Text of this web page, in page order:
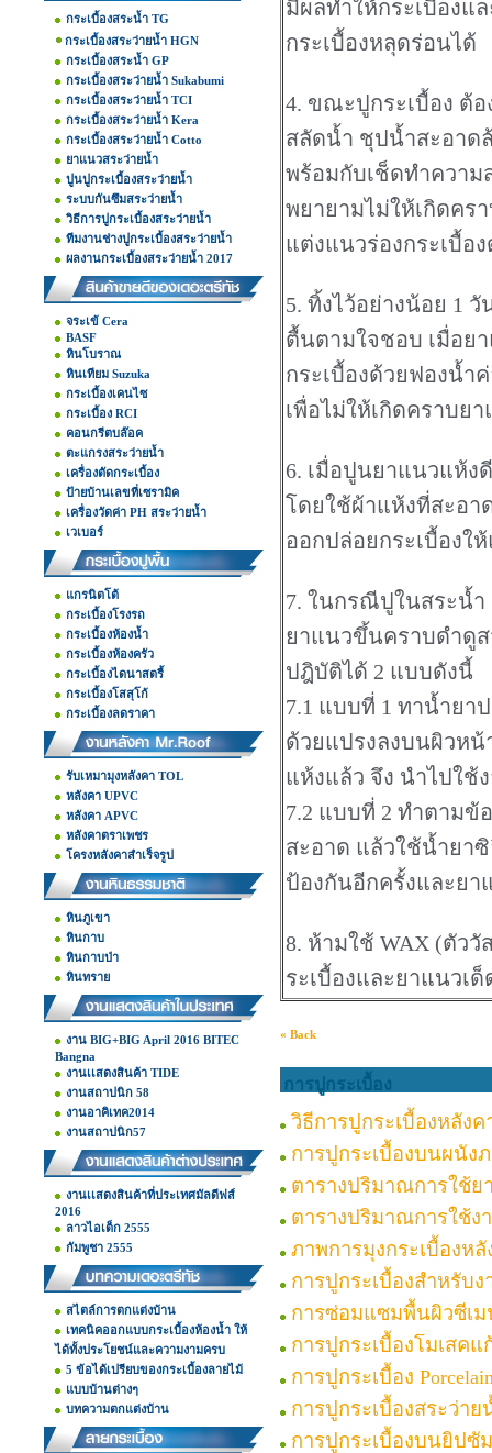
กระเบื้องสระน้ำ TG
กระเบื้องสระว่ายน้ำ HGN
กระเบื้องสระน้ำ GP
กระเบื้องสระว่ายน้ำ Sukabumi
กระเบื้องสระว่ายน้ำ TCI
กระเบื้องสระว่ายน้ำ Kera
กระเบื้องสระว่ายน้ำ Cotto
ยาแนวสระว่ายน้ำ
ปูนปูกระเบื้องสระว่ายน้ำ
ระบบกันซึมสระว่ายน้ำ
วิธีการปูกระเบื้องสระว่ายน้ำ
ทีมงานช่างปูกระเบื้องสระว่ายน้ำ
ผลงานกระเบื้องสระว่ายน้ำ 2017
จระเข้ Cera
BASF
หินโบราณ
หินเทียม Suzuka
กระเบื้องเคนไซ
กระเบื้อง RCI
คอนกรีตบล๊อค
ตะแกรงสระว่ายน้ำ
เครื่องตัดกระเบื้อง
ป้ายบ้านเลขที่เซรามิค
เครื่องวัดค่า PH สระว่ายน้ำ
เวเบอร์
แกรนิตโต้
กระเบื้องโรงรถ
กระเบื้องห้องน้ำ
กระเบื้องห้องครัว
กระเบื้องไดนาสตรี้
กระเบื้องโสสุโก้
กระเบื้องลดราคา
รับเหมามุงหลังคา TOL
หลังคา UPVC
หลังคา APVC
หลังคาตราเพชร
โครงหลังคาสำเร็จรูป
หินภูเขา
หินกาบ
หินกาบป่า
หินทราย
งาน BIG+BIG April 2016 BITEC
Bangna
งานเเสดงสินค้า TIDE
งานสถาปนิก 58
งานอาคิเทค2014
งานสถาปนิก57
งานเเสดงสินค้าที่ประเทศมัลดีฟส์
2016
ลาวไอเต็ก 2555
กัมพูชา 2555
สไตล์การตกแต่งบ้าน
เทคนิคออกแบบกระเบื้องห้องน้ำ ให้
ได้ทั้งประโยชน์และความงามครบ
5 ข้อได้เปรียบของกระเบื้องลายไม้
แบบบ้านต่างๆ
บทความตกแต่งบ้าน
มีผลทำให้กระเบื้องแ
กระเบื้องหลุดร่อนได้
4. ขณะปูกระเบื้อง ต้
สลัดน้ำ ชุปน้ำสะอาด
พร้อมกับเช็ดทำความ
พยายามไม่ให้เกิดคร
แต่งแนวร่องกระเบื้อ
5. ทิ้งไว้อย่างน้อย 1
ตื้นตามใจชอบ เมื่อย
กระเบื้องด้วยฟองน้ำ
เพื่อไม่ให้เกิดคราบย
6. เมื่อปูนยาแนวแห้ง
โดยใช้ผ้าแห้งที่สะอา
ออกปล่อยกระเบื้องใ
7. ในกรณีปูในสระน้ำ
ยาแนวขึ้นคราบดำดู
ปฎิบัติได้ 2 แบบดังนี้
7.1 แบบที่ 1 ทาน้ำยา
ด้วยแปรงลงบนผิวหน้
แห้งแล้ว จึง นำไปใช้
7.2 แบบที่ 2 ทำตามข้
สะอาด แล้วใช้น้ำยา
ป้องกันอีกครั้งและยา
8. ห้ามใช้ WAX (ตัว
ระเบื้องและยาแนวเ
« Back
การปูกระเบื้อง
วิธีการปูกระเบื้องหลัง
การปูกระเบื้องบนผนัง
ตารางปริมาณการใช้ย
ตารางปริมาณการใช้ง
ภาพการมุงกระเบื้องหลั
การปูกระเบื้องสำหรับง
การซ่อมแซมพื้นผิวซีเม
การปูกระเบื้องโมเสคแ
การปูกระเบื้อง
การปูกระเบื้องสระว่าย
การปูกระเบื้องบนยิปซัม